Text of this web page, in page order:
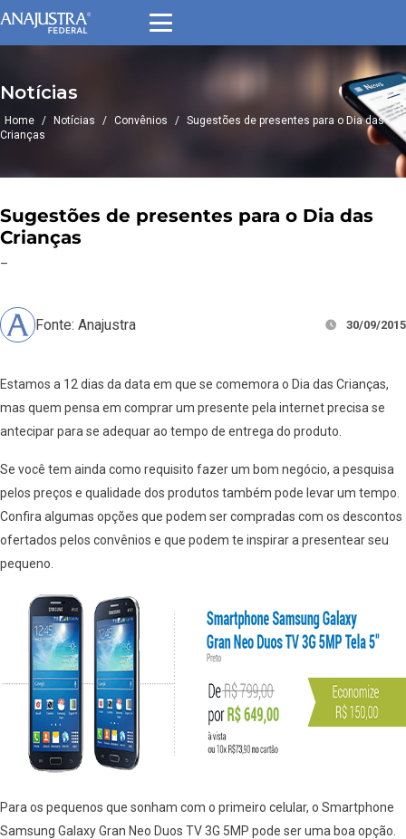
Notícias
Home / Notícias / Convênios / Sugestões de presentes para o Dia das
Crianças
Sugestões de presentes para o Dia das
Crianças
–
Fonte: Anajustra 30/09/2015
Estamos a 12 dias da data em que se comemora o Dia das Crianças,
mas quem pensa em comprar um presente pela internet precisa se
antecipar para se adequar ao tempo de entrega do produto.
Se você tem ainda como requisito fazer um bom negócio, a pesquisa
pelos preços e qualidade dos produtos também pode levar um tempo.
Confira algumas opções que podem ser compradas com os descontos
ofertados pelos convênios e que podem te inspirar a presentear seu
pequeno.
Para os pequenos que sonham com o primeiro celular, o Smartphone
Samsung Galaxy Gran Neo Duos TV 3G 5MP pode ser uma boa opção.